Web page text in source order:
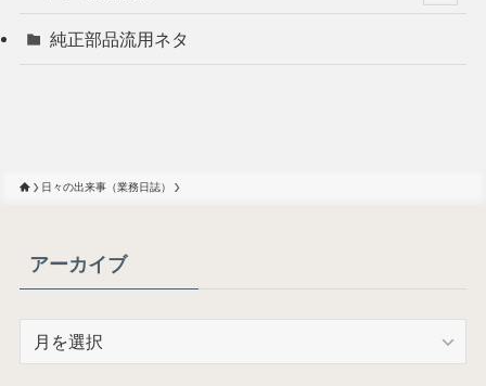
純正部品流用ネタ
日々の出来事（業務日誌）
アーカイブ